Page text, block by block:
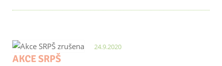
24.9.2020
AKCE SRPŠ